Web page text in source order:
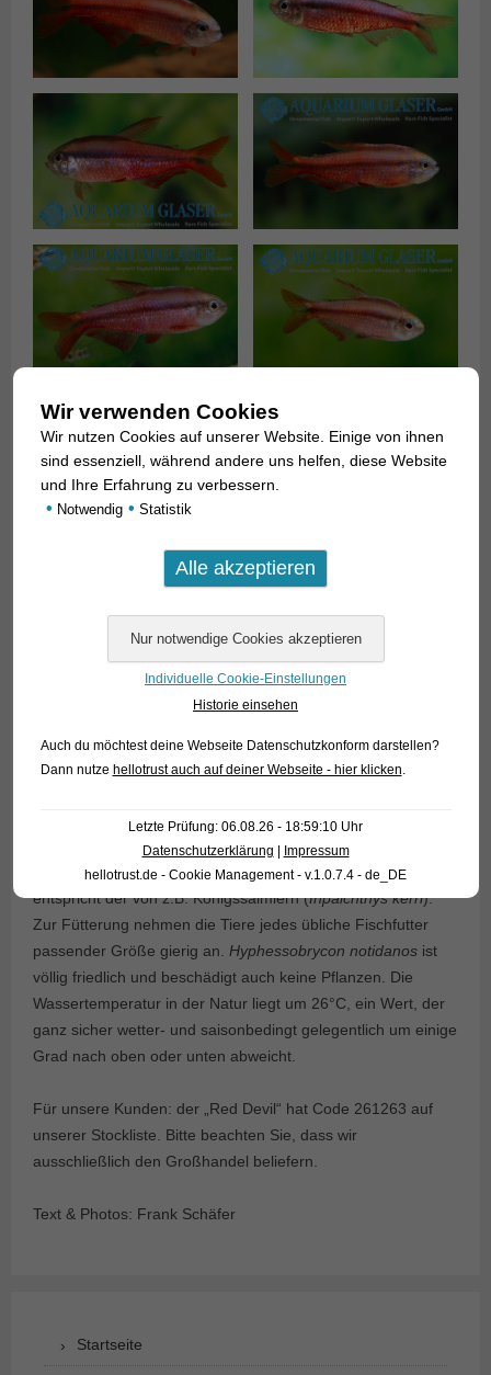
In Aufsammlungen aus der Natur waren bislang keine
Exemplare über 3 cm Länge (ohne Schwanzflosse
gemessen). Artcharakteristisch ist die zugespitzte,
bis zur Fettflosse reicht.
Die Pflege der leider noch recht teuren Fische ist leicht und
entspricht der von z.B. Königssalmlern (Inpaichthys kerri).
Zur Fütterung nehmen die Tiere jedes übliche Fischfutter
passender Größe gierig an. Hyphessobrycon notidanos ist
völlig friedlich und beschädigt auch keine Pflanzen. Die
Wassertemperatur in der Natur liegt um 26°C, ein Wert, der
ganz sicher wetter- und saisonbedingt gelegentlich um einige
Grad nach oben oder unten abweicht.
Für unsere Kunden: der „Red Devil“ hat Code 261263 auf
unserer Stockliste. Bitte beachten Sie, dass wir
ausschließlich den Großhandel beliefern.
Text & Photos: Frank Schäfer
Startseite
Wir verwenden Cookies
Wir nutzen Cookies auf unserer Website. Einige von ihnen
sind essenziell, während andere uns helfen, diese Website
und Ihre Erfahrung zu verbessern.
• Notwendig • Statistik
Individuelle Cookie-Einstellungen
Historie einsehen
Auch du möchtest deine Webseite Datenschutzkonform darstellen?
Dann nutze hellotrust auch auf deiner Webseite - hier klicken.
Letzte Prüfung: 06.08.26 - 18:59:10 Uhr
Datenschutzerklärung
Impressum
hellotrust.de - Cookie Management - v.1.0.7.4 - de_DE